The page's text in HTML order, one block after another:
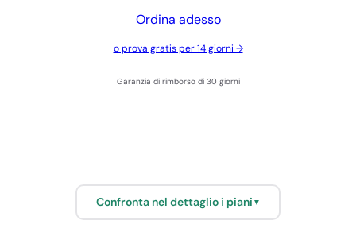
Ordina adesso
o prova gratis per 14 giorni →
Garanzia di rimborso di 30 giorni
Confronta nel dettaglio i piani ▼